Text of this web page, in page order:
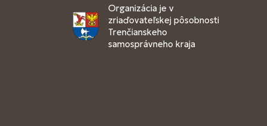
Organizácia je v
zriaďovateľskej pôsobnosti
Trenčianskeho
samosprávneho kraja